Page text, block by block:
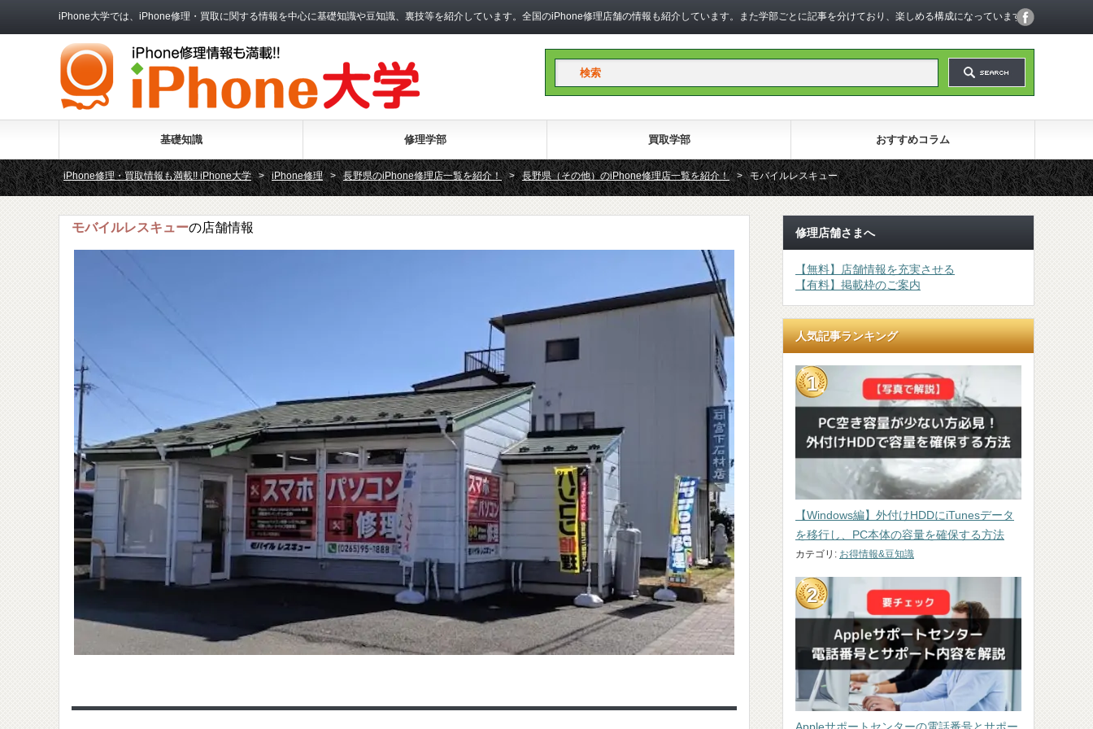
iPhone大学では、iPhone修理・買取に関する情報を中心に基礎知識や豆知識、裏技等を紹介しています。全国のiPhone修理店舗の情報も紹介しています。また学部ごとに記事を分けており、楽しめる構成になっています。
基礎知識 修理学部 買取学部 おすすめコラム
iPhone修理・買取情報も満載!! iPhone大学 > iPhone修理 > 長野県のiPhone修理店一覧を紹介！ > 長野県（その他）のiPhone修理店一覧を紹介！ > モバイルレスキュー
モバイルレスキューの店舗情報 修理店舗さまへ
【無料】店舗情報を充実させる
【有料】掲載枠のご案内
人気記事ランキング
【Windows編】外付けHDDにiTunesデータ
を移行し、PC本体の容量を確保する方法
カテゴリ: お得情報&豆知識